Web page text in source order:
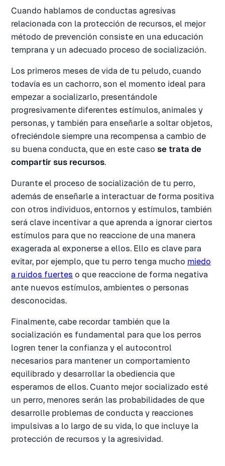
Cuando hablamos de conductas agresivas
relacionada con la protección de recursos, el mejor
método de prevención consiste en una educación
temprana y un adecuado proceso de socialización.
Los primeros meses de vida de tu peludo, cuando
todavía es un cachorro, son el momento ideal para
empezar a socializarlo, presentándole
progresivamente diferentes estímulos, animales y
personas, y también para enseñarle a soltar objetos,
ofreciéndole siempre una recompensa a cambio de
su buena conducta, que en este caso se trata de
compartir sus recursos.
Durante el proceso de socialización de tu perro,
además de enseñarle a interactuar de forma positiva
con otros individuos, entornos y estímulos, también
será clave incentivar a que aprenda a ignorar ciertos
estímulos para que no reaccione de una manera
exagerada al exponerse a ellos. Ello es clave para
evitar, por ejemplo, que tu perro tenga mucho miedo
a ruidos fuertes o que reaccione de forma negativa
ante nuevos estímulos, ambientes o personas
desconocidas.
Finalmente, cabe recordar también que la
socialización es fundamental para que los perros
logren tener la confianza y el autocontrol
necesarios para mantener un comportamiento
equilibrado y desarrollar la obediencia que
esperamos de ellos. Cuanto mejor socializado esté
un perro, menores serán las probabilidades de que
desarrolle problemas de conducta y reacciones
impulsivas a lo largo de su vida, lo que incluye la
protección de recursos y la agresividad.